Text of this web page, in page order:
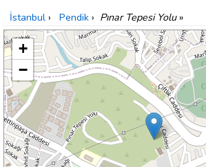
İstanbul › Pendik › Pınar Tepesi Yolu»
+
−